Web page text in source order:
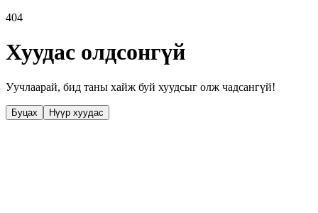
404
Хуудас олдсонгүй
Уучлаарай, бид таны хайж буй хуудсыг олж чадсангүй!
Буцах Нүүр хуудас